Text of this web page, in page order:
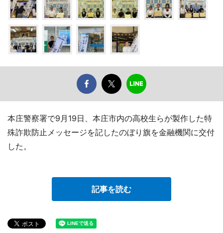
本庄警察署で9月19日、本庄市内の高校生らが製作した特
殊詐欺防止メッセージを記したのぼり旗を金融機関に交付
した。
記事を読む